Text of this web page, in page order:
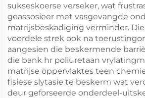
sukseskoerse verseker, wat
geassosieer met vasgevangde
matrijsbeskadiging verminder.
voordele strek ook na
aangesien die beskermende
die bank hr poliuretaan
matrijse oppervlaktes teen
fisiese slytasie te beskerm wat
deur geforseerde onderdeel-